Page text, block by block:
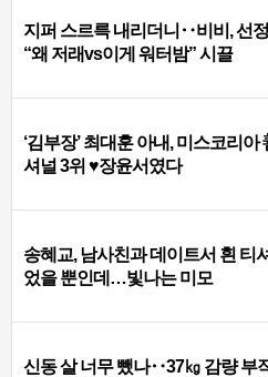
지퍼 스르륵 내리더니‥비비, 선
“왜 저래vs이게 워터밤” 시끌
‘김부장’ 최대훈 아내, 미스코리아
셔널 3위 ♥장윤서였다
송혜교, 남사친과 데이트서 흰 티
었을 뿐인데…빛나는 미모
신동 살 너무 뺐나‥37㎏ 감량 부